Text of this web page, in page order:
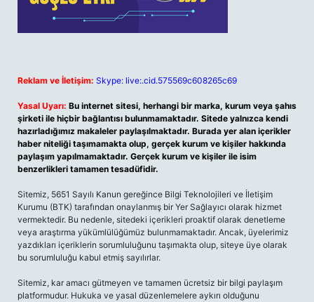
Reklam ve İletişim: Skype: live:.cid.575569c608265c69
Yasal Uyarı: Bu internet sitesi, herhangi bir marka, kurum veya şahıs
şirketi ile hiçbir bağlantısı bulunmamaktadır. Sitede yalnızca kendi
hazırladığımız makaleler paylaşılmaktadır. Burada yer alan içerikler
haber niteliği taşımamakta olup, gerçek kurum ve kişiler hakkında
paylaşım yapılmamaktadır. Gerçek kurum ve kişiler ile isim
benzerlikleri tamamen tesadüfidir.
Sitemiz, 5651 Sayılı Kanun gereğince Bilgi Teknolojileri ve İletişim
Kurumu (BTK) tarafından onaylanmış bir Yer Sağlayıcı olarak hizmet
vermektedir. Bu nedenle, sitedeki içerikleri proaktif olarak denetleme
veya araştırma yükümlülüğümüz bulunmamaktadır. Ancak, üyelerimiz
yazdıkları içeriklerin sorumluluğunu taşımakta olup, siteye üye olarak
bu sorumluluğu kabul etmiş sayılırlar.
Sitemiz, kar amacı gütmeyen ve tamamen ücretsiz bir bilgi paylaşım
platformudur. Hukuka ve yasal düzenlemelere aykırı olduğunu